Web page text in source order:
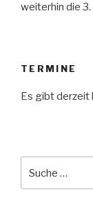
weiterhin die
TERMINE
Es gibt derzeit